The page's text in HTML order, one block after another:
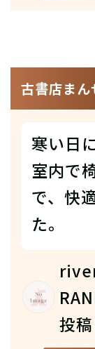
古書店ま
寒い日
室内で
で、快
た。
投